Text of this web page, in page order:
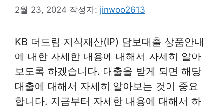
2월 23, 2024 작성자: jinwoo2613
KB 더드림 지식재산(IP) 담보대출 상품안내
에 대한 자세한 내용에 대해서 자세히 알아
보도록 하겠습니다. 대출을 받게 되면 해당
대출에 대해서 자세히 알아보는 것이 중요
합니다. 지금부터 자세한 내용에 대해서 하